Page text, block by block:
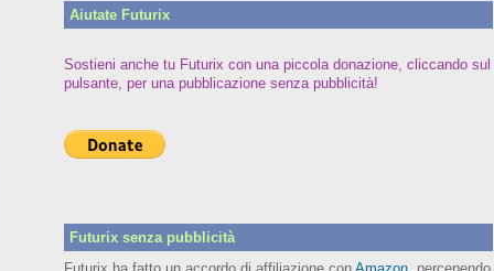
Aiutate Futurix
Sostieni anche tu Futurix con una piccola donazione, cliccando sul
pulsante, per una pubblicazione senza pubblicità!
Futurix senza pubblicità